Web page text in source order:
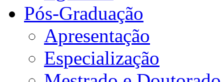
Pós-Graduação
Apresentação
Especialização